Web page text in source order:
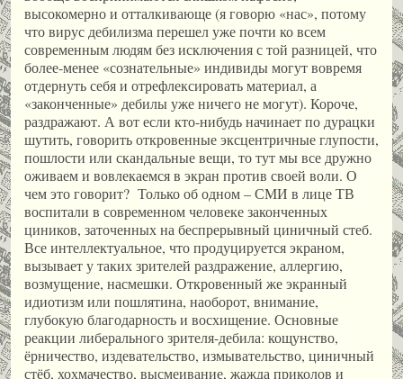
высокомерно и отталкивающе (я говорю «нас», потому
что вирус дебилизма перешел уже почти ко всем
современным людям без исключения с той разницей, что
более-менее «сознательные» индивиды могут вовремя
отдернуть себя и отрефлексировать материал, а
«законченные» дебилы уже ничего не могут). Короче,
раздражают. А вот если кто-нибудь начинает по дурацки
шутить, говорить откровенные эксцентричные глупости,
пошлости или скандальные вещи, то тут мы все дружно
оживаем и вовлекаемся в экран против своей воли. О
чем это говорит? Только об одном – СМИ в лице ТВ
воспитали в современном человеке законченных
циников, заточенных на беспрерывный циничный стеб.
Все интеллектуальное, что продуцируется экраном,
вызывает у таких зрителей раздражение, аллергию,
возмущение, насмешки. Откровенный же экранный
идиотизм или пошлятина, наоборот, внимание,
глубокую благодарность и восхищение. Основные
реакции либерального зрителя-дебила: кощунство,
ёрничество, издевательство, измывательство, циничный
стёб, хохмачество, высмеивание, жажда приколов и